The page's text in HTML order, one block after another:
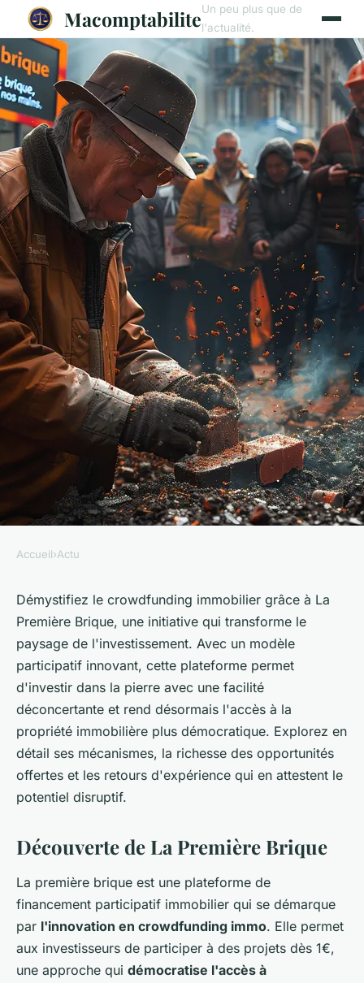
MacomptabiliteUn peu plus que de
l'actualité.
La première brique,
révolution du crowdfunding
immobilier
Laura•3 mai 2024• 2 min de lecture
Accueil›Actu
Démystifiez le crowdfunding immobilier grâce à La
Première Brique, une initiative qui transforme le
paysage de l'investissement. Avec un modèle
participatif innovant, cette plateforme permet
d'investir dans la pierre avec une facilité
déconcertante et rend désormais l'accès à la
propriété immobilière plus démocratique. Explorez en
détail ses mécanismes, la richesse des opportunités
offertes et les retours d'expérience qui en attestent le
potentiel disruptif.
Découverte de La Première Brique
La première brique est une plateforme de
financement participatif immobilier qui se démarque
par l'innovation en crowdfunding immo. Elle permet
aux investisseurs de participer à des projets dès 1€,
une approche qui démocratise l'accès à